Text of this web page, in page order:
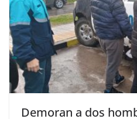
Demoran a dos